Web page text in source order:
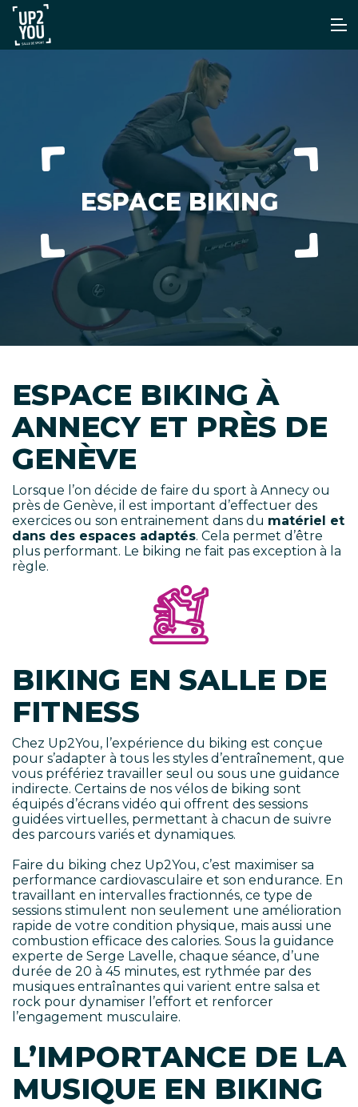
ESPACE BIKING
ESPACE BIKING À
ANNECY ET PRÈS DE
GENÈVE
Lorsque l’on décide de faire du sport à Annecy ou
près de Genève, il est important d’effectuer des
exercices ou son entrainement dans du matériel et
dans des espaces adaptés. Cela permet d’être
plus performant. Le biking ne fait pas exception à la
règle.
BIKING EN SALLE DE
FITNESS
Chez Up2You, l’expérience du biking est conçue
pour s’adapter à tous les styles d’entraînement, que
vous préfériez travailler seul ou sous une guidance
indirecte. Certains de nos vélos de biking sont
équipés d’écrans vidéo qui offrent des sessions
guidées virtuelles, permettant à chacun de suivre
des parcours variés et dynamiques.
Faire du biking chez Up2You, c’est maximiser sa
performance cardiovasculaire et son endurance. En
travaillant en intervalles fractionnés, ce type de
sessions stimulent non seulement une amélioration
rapide de votre condition physique, mais aussi une
combustion efficace des calories. Sous la guidance
experte de Serge Lavelle, chaque séance, d’une
durée de 20 à 45 minutes, est rythmée par des
musiques entraînantes qui varient entre salsa et
rock pour dynamiser l’effort et renforcer
l’engagement musculaire.
L’IMPORTANCE DE LA
MUSIQUE EN BIKING